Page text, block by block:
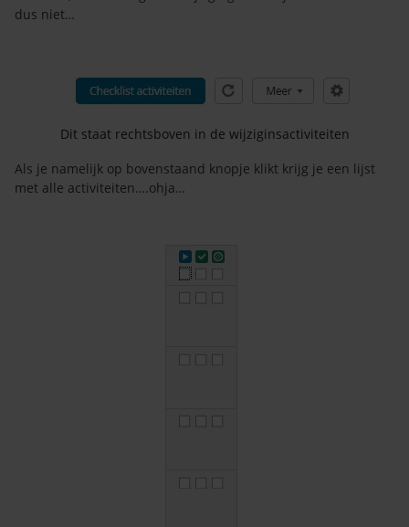
dus niet…
Dit staat rechtsboven in de wijziginsactiviteiten
Als je namelijk op bovenstaand knopje klikt krijg je een lijst
met alle activiteiten….ohja…